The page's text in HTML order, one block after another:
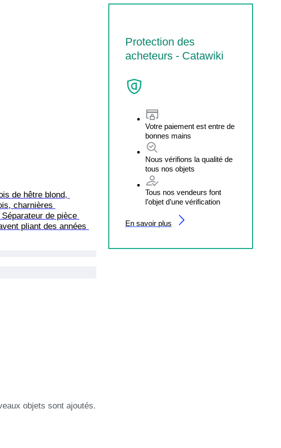
de hêtre blond,
charnières
de pièce
pliant des années
Protection des
acheteurs - Catawiki
Votre paiement est entre de
bonnes mains
Nous vérifions la qualité de
tous nos objets
Tous nos vendeurs font
l’objet d’une vérification
En savoir plus
objets sont ajoutés.